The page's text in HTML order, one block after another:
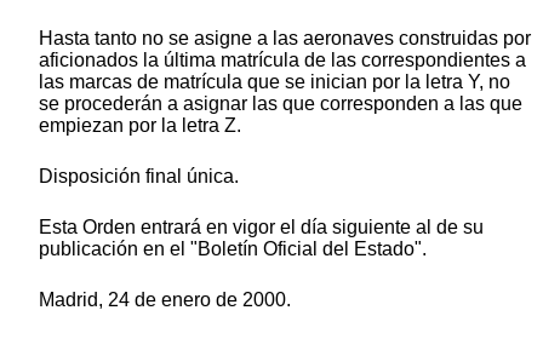
Hasta tanto no se asigne a las aeronaves construidas por
aficionados la última matrícula de las correspondientes a
las marcas de matrícula que se inician por la letra Y, no
se procederán a asignar las que corresponden a las que
empiezan por la letra Z.
Disposición final única.
Esta Orden entrará en vigor el día siguiente al de su
publicación en el "Boletín Oficial del Estado".
Madrid, 24 de enero de 2000.